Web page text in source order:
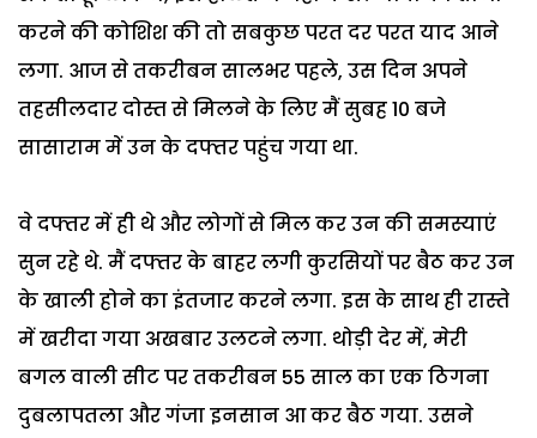
करनेकीकोशिशकीतोसबकुछपरतदरपरतयाद आने
लगा. आजसेतकरीबनसालभरपहले, उसदिन अपने
तहसीलदारदोस्तसेमिलनेकेलिएमैंसुबह10 बजे
सासाराममेंउनकेदफ्तरपहुंचगया था.
वेदफ्तरमेंही थे औरलोगोंसेमिलकरउनकीसमस्याएं
सुनरहे थे. मैंदफ्तरकेबाहरलगीकुरसियोंपरबैठकरउन
केखालीहोनेकाइंतजारकरनेलगा. इसकेसाथहीरास्ते
मेंखरीदागया अखबारउलटनेलगा. थोड़ीदेरमें, मेरी
बगलवालीसीटपरतकरीबन 55 सालकाएकठिगना
दुबलापतला औरगंजाइनसान आकरबैठगया. उसने